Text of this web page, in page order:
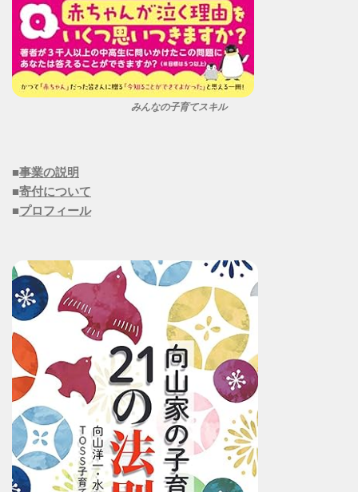
みんなの子育てスキル
■事業の説明
■寄付について
■プロフィール